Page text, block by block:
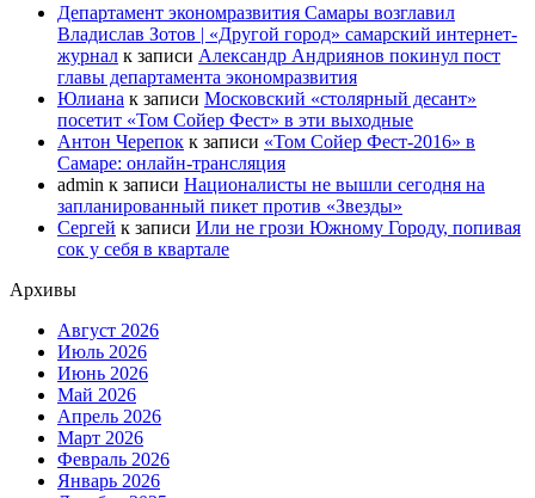
Департамент экономразвития Самары возглавил
Владислав Зотов | «Другой город» самарский интернет-
журнал к записи Александр Андриянов покинул пост
главы департамента экономразвития
Юлиана к записи Московский «столярный десант»
посетит «Том Сойер Фест» в эти выходные
Антон Черепок к записи «Том Сойер Фест-2016» в
Самаре: онлайн-трансляция
admin к записи Националисты не вышли сегодня на
запланированный пикет против «Звезды»
Сергей к записи Или не грози Южному Городу, попивая
сок у себя в квартале
Архивы
Август 2026
Июль 2026
Июнь 2026
Май 2026
Апрель 2026
Март 2026
Февраль 2026
Январь 2026